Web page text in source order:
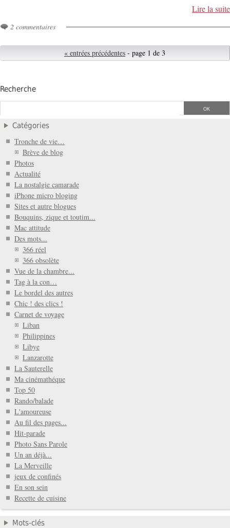
Lire la suite
2 commentaires
« entrées précédentes - page 1 de 3
Recherche
Catégories
Tronche de vie…
Brève de blog
Photos
Actualité
La nostalgie camarade
iPhone micro bloging
Sites et autre blogues
Bouquins, zique et toutim...
Mac attitude
Des mots...
366 réel
366 obsolète
Vue de la chambre...
Tag à la con…
Le bordel des autres
Chic ! des clics !
Carnet de voyage
Liban
Philippines
Libye
Lanzarotte
La Sauterelle
Ma cinémathéque
Top 50
Rando/balade
L'amoureuse
Au fil des pages...
Hit-parade
Photo Sans Parole
Un an déjà...
La Merveille
jeux de confinés
En son sein
Recette de cuisine
Mots-clés